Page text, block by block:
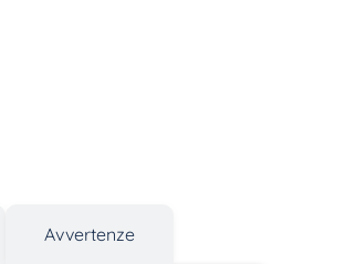
Avvertenze